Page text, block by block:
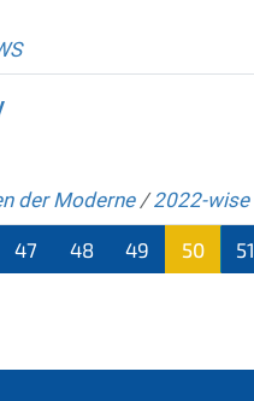
der Moderne /2022-wise
47 48 49
50
51